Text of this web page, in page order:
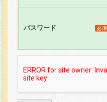
パスワード